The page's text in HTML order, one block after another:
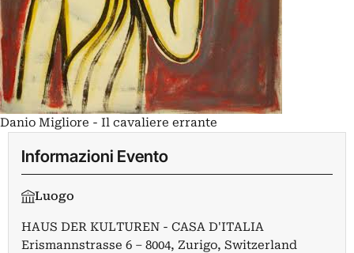
Danio Migliore - Il cavaliere errante
Informazioni Evento
Luogo
HAUS DER KULTUREN - CASA D'ITALIA
Erismannstrasse 6 – 8004, Zurigo, Switzerland